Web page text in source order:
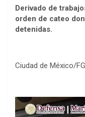
Derivado de
orden de cateo
detenidas.
Ciudad de México/